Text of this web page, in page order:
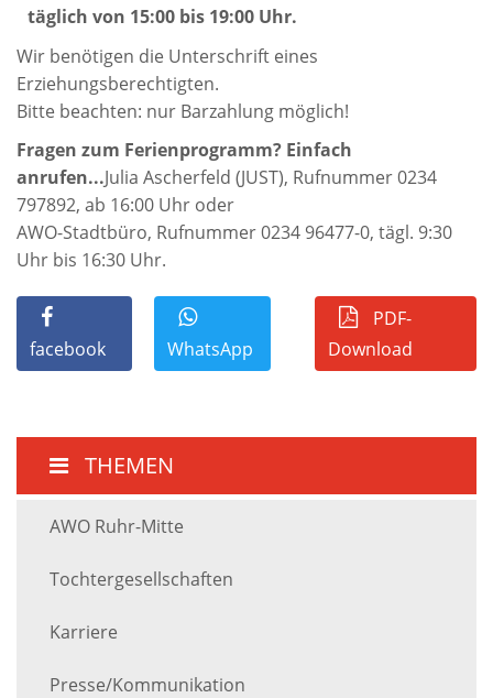
täglich von 15:00 bis 19:00 Uhr.
Wir benötigen die Unterschrift eines
Erziehungsberechtigten.
Bitte beachten: nur Barzahlung möglich!
Fragen zum Ferienprogramm? Einfach
anrufen...Julia Ascherfeld (JUST), Rufnummer 0234
797892, ab 16:00 Uhr oder
AWO-Stadtbüro, Rufnummer 0234 96477-0, tägl. 9:30
Uhr bis 16:30 Uhr.
facebook WhatsApp
PDF-
Download
THEMEN
AWO Ruhr-Mitte
Tochtergesellschaften
Karriere
Presse/Kommunikation